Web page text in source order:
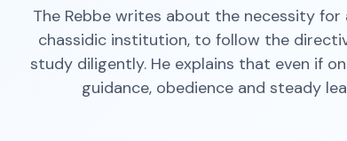
The Rebbe writes about the necessity for
chassidic institution, to follow the
study diligently. He explains that even if
guidance, obedience and steady